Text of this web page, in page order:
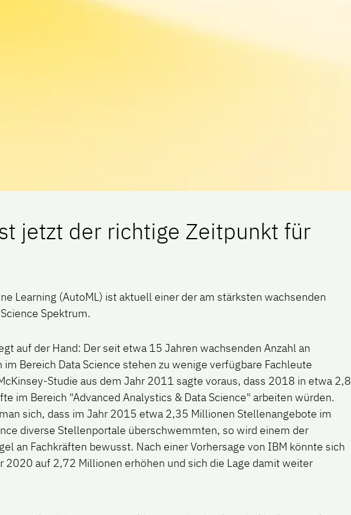
jetzt der richtige Zeitpunkt für
Learning (AutoML) ist aktuell einer der am stärksten wachsenden
Spektrum.
auf der Hand: Der seit etwa 15 Jahren wachsenden Anzahl an
Bereich Data Science stehen zu wenige verfügbare Fachleute
Studie aus dem Jahr 2011 sagte voraus, dass 2018 in etwa 2,8
im Bereich "Advanced Analystics & Data Science" arbeiten würden.
sich, dass im Jahr 2015 etwa 2,35 Millionen Stellenangebote im
diverse Stellenportale überschwemmten, so wird einem der
an Fachkräften bewusst. Nach einer Vorhersage von IBM könnte sich
2020 auf 2,72 Millionen erhöhen und sich die Lage damit weiter